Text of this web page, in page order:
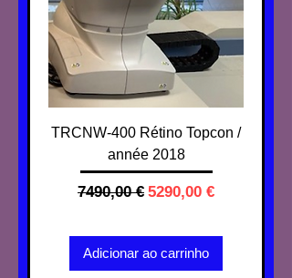
TRCNW-400 Rétino Topcon /
année 2018
Preço normal
7490,00 € Preço promocional
5290,00 €
Adicionar ao carrinho